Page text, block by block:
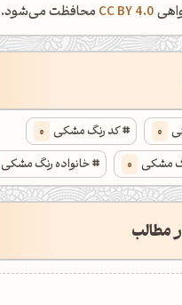
CC BY 4.0 محافظت می‌شود.
0 کد رنگ مشکی 0
مشکی 0 خانواده رنگ مشکی
مطالب